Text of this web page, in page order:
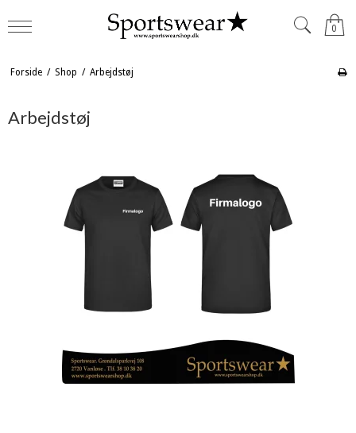
0
Forside / Shop / Arbejdstøj
Arbejdstøj